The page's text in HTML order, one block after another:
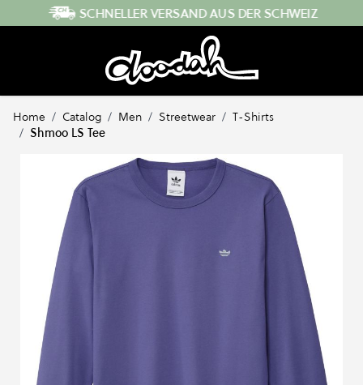
Direkt zum InhaltSCHNELLER VERSAND AUS DER SCHWEIZ
Home / Catalog / Men / Streetwear / T-Shirts
/ Shmoo LS Tee